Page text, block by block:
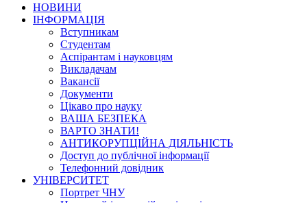
НОВИНИ
ІНФОРМАЦІЯ
Вступникам
Студентам
Аспірантам і науковцям
Викладачам
Вакансії
Документи
Цікаво про науку
ВАША БЕЗПЕКА
ВАРТО ЗНАТИ!
АНТИКОРУПЦІЙНА ДІЯЛЬНІСТЬ
Доступ до публічної інформації
Телефонний довідник
УНІВЕРСИТЕТ
Портрет ЧНУ